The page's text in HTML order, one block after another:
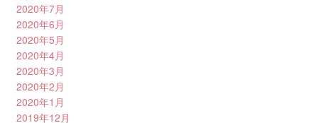
2020年7月
2020年6月
2020年5月
2020年4月
2020年3月
2020年2月
2020年1月
2019年12月